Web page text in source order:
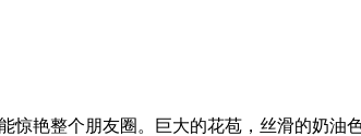
惊艳整个朋友圈。巨大的花苞，丝滑的奶